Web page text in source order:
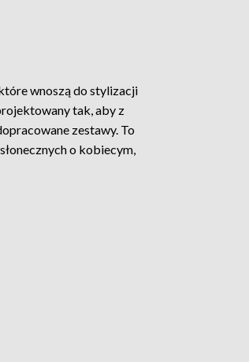
wnoszą do stylizacji
tak, aby z
zestawy. To
o kobiecym,
dopracowany